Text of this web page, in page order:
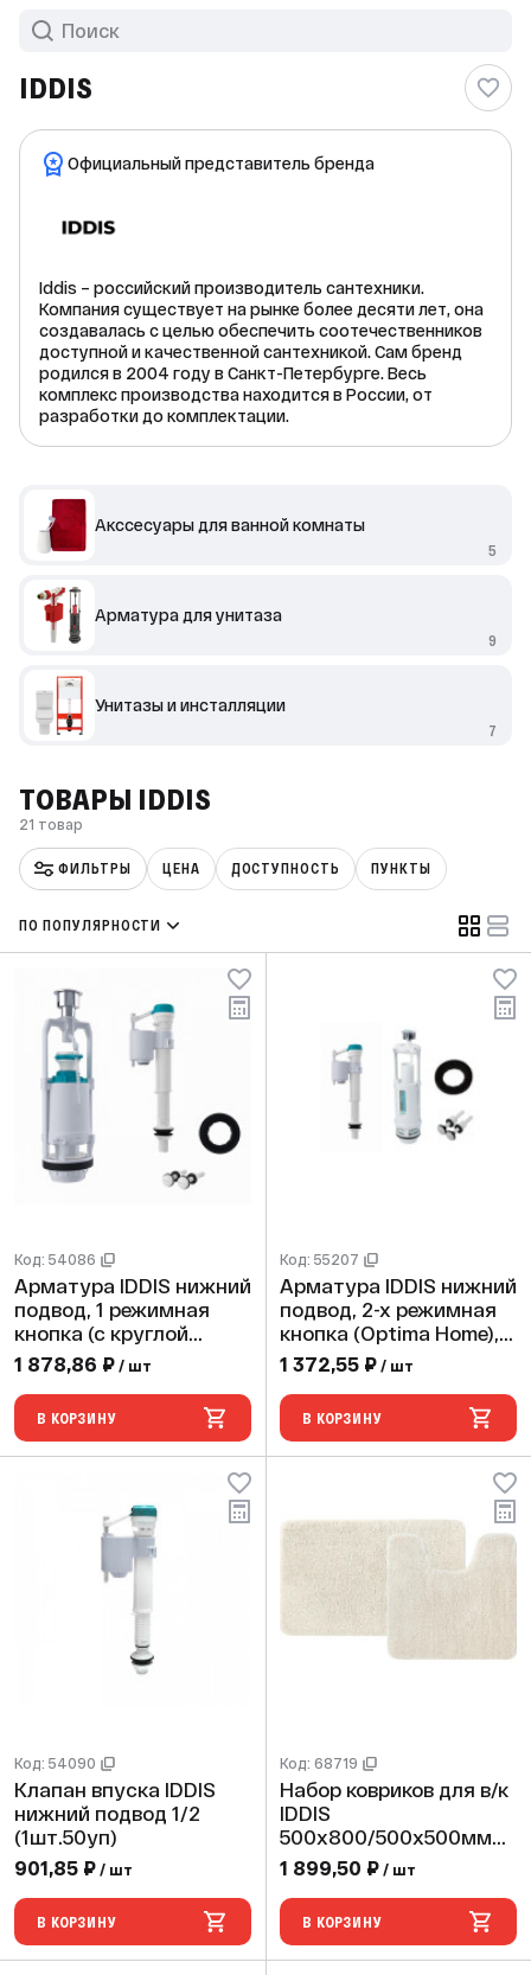
IDDIS
Официальный представитель бренда
Iddis – российский производитель сантехники.
Компания существует на рынке более десяти лет, она
создавалась с целью обеспечить соотечественников
доступной и качественной сантехникой. Сам бренд
родился в 2004 году в Санкт-Петербурге. Весь
комплекс производства находится в России, от
разработки до комплектации.
Акссесуары для ванной комнаты
5
Арматура для унитаза
9
Унитазы и инсталляции
7
ТОВАРЫ IDDIS
21 товар
ФИЛЬТРЫ ЦЕНА ДОСТУПНОСТЬ ПУНКТЫ
ПО ПОПУЛЯРНОСТИ
Код: 54086
Арматура IDDIS нижний
подвод, 1 режимная
кнопка (с круглой
прокладкой 04),
(1шт.20уп)
1 878,86 ₽ / шт
В КОРЗИНУ
Код: 55207
Арматура IDDIS нижний
подвод, 2-х режимная
кнопка (Optima Home),
(1шт.20уп)
1 372,55 ₽ / шт
В КОРЗИНУ
Код: 54090
Клапан впуска IDDIS
нижний подвод 1/2
(1шт.50уп)
901,85 ₽ / шт
В КОРЗИНУ
Код: 68719
Набор ковриков для в/к
IDDIS
500х800/500х500мм
микрофибра,бежевый
20мм BSET01Mi13
1 899,50 ₽ / шт
В КОРЗИНУ